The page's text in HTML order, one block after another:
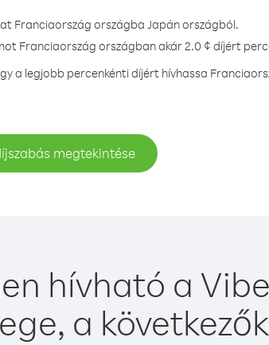
Franciaország országba Japán országból.
Franciaország országban akár 2.0 ¢ díjért
a legjobb percenkénti díjért hívhassa
megtekintése
hívható a
a